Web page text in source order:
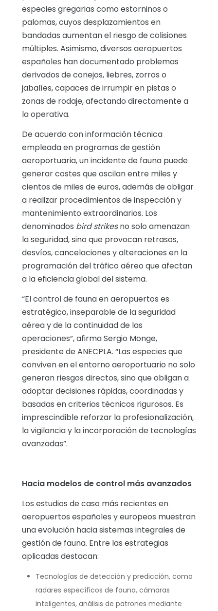
especies gregarias como estorninos o
palomas, cuyos desplazamientos en
bandadas aumentan el riesgo de colisiones
múltiples. Asimismo, diversos aeropuertos
españoles han documentado problemas
derivados de conejos, liebres, zorros o
jabalíes, capaces de irrumpir en pistas o
zonas de rodaje, afectando directamente a
la operativa.
De acuerdo con información técnica
empleada en programas de gestión
aeroportuaria, un incidente de fauna puede
generar costes que oscilan entre miles y
cientos de miles de euros, además de obligar
a realizar procedimientos de inspección y
mantenimiento extraordinarios. Los
denominados bird strikesno solo amenazan
la seguridad, sino que provocan retrasos,
desvíos, cancelaciones y alteraciones en la
programación del tráfico aéreo que afectan
a la eficiencia global del sistema.
“El control de fauna en aeropuertos es
estratégico, inseparable de la seguridad
aérea y de la continuidad de las
operaciones”, afirma Sergio Monge,
presidente de ANECPLA. “Las especies que
conviven en el entorno aeroportuario no solo
generan riesgos directos, sino que obligan a
adoptar decisiones rápidas, coordinadas y
basadas en criterios técnicos rigurosos. Es
imprescindible reforzar la profesionalización,
la vigilancia y la incorporación de tecnologías
avanzadas”.
Hacia modelos de control más avanzados
Los estudios de caso más recientes en
aeropuertos españoles y europeos muestran
una evolución hacia sistemas integrales de
gestión de fauna. Entre las estrategias
aplicadas destacan:
Tecnologías de detección y predicción, como
radares específicos de fauna, cámaras
inteligentes, análisis de patrones mediante